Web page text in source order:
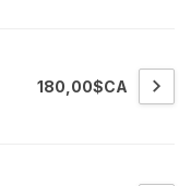
180,00$CA